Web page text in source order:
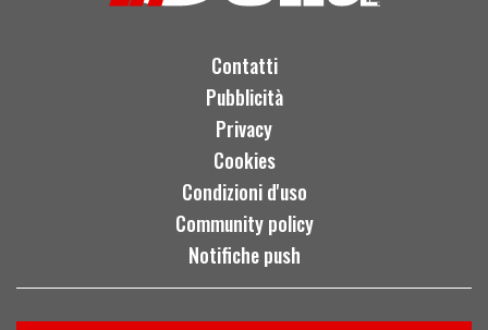
Contatti
Pubblicità
Privacy
Cookies
Condizioni d'uso
Community policy
Notifiche push